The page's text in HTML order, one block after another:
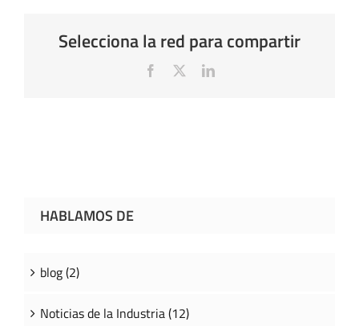
Selecciona la red para compartir
Facebook LinkedIn
HABLAMOS DE
blog (2)
Noticias de la Industria (12)